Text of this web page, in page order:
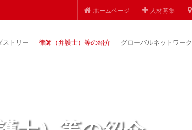
ホームページ 人材募集
ストリー 律師（弁護士）等の紹介 グローバルネットワーク